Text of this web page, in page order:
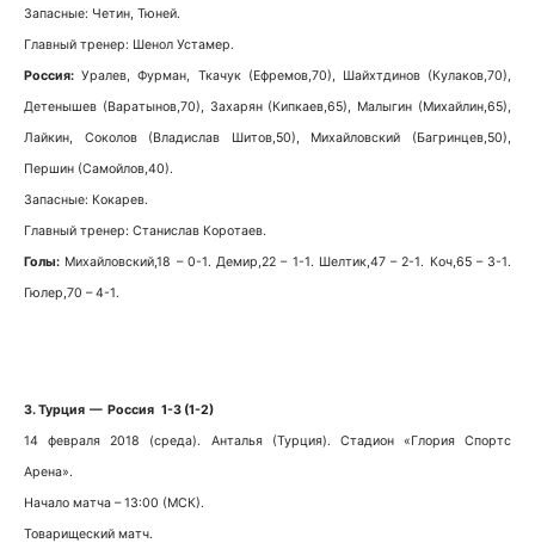
Запасные: Четин, Тюней.
Главный тренер: Шенол Устамер.
Россия: Уралев, Фурман, Ткачук (Ефремов,70), Шайхтдинов (Кулаков,70),
Детенышев (Варатынов,70), Захарян (Кипкаев,65), Малыгин (Михайлин,65),
Лайкин, Соколов (Владислав Шитов,50), Михайловский (Багринцев,50),
Першин (Самойлов,40).
Запасные: Кокарев.
Главный тренер: Станислав Коротаев.
Голы: Михайловский,18 – 0-1. Демир,22 – 1-1. Шелтик,47 – 2-1. Коч,65 – 3-1.
Гюлер,70 – 4-1.
3. Турция — Россия 1-3 (1-2)
14 февраля 2018 (среда). Анталья (Турция). Стадион «Глория Спортс
Арена».
Начало матча – 13:00 (МСК).
Товарищеский матч.